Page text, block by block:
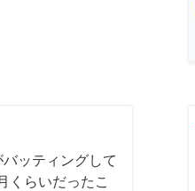
ッティングして
くらいだったこ